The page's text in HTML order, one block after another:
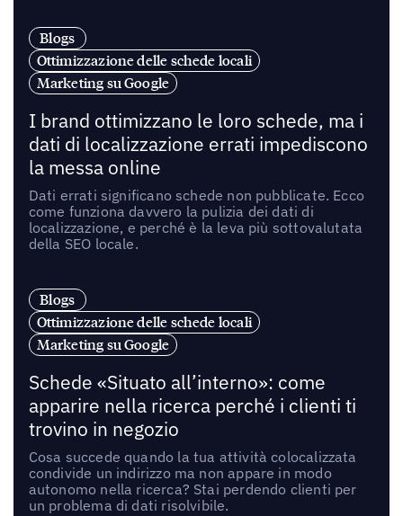
Blogs
Ottimizzazione delle schede locali
Marketing su Google
I brand ottimizzano le loro schede, ma i
dati di localizzazione errati impediscono
la messa online
Dati errati significano schede non pubblicate. Ecco
come funziona davvero la pulizia dei dati di
localizzazione, e perché è la leva più sottovalutata
della SEO locale.
Blogs
Ottimizzazione delle schede locali
Marketing su Google
Schede «Situato all’interno»: come
apparire nella ricerca perché i clienti ti
trovino in negozio
Cosa succede quando la tua attività colocalizzata
condivide un indirizzo ma non appare in modo
autonomo nella ricerca? Stai perdendo clienti per
un problema di dati risolvibile.